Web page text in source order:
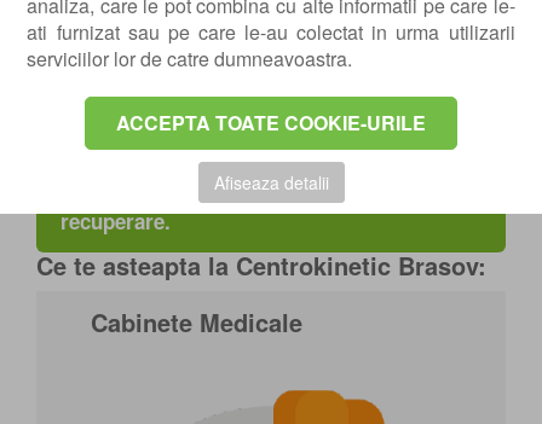
ati furnizat sau pe care le-au colectat in urma utilizarii
serviciilor lor de catre dumneavoastra.
ACCEPTA TOATE COOKIE-URILE
Afiseaza detalii
Obiectivul nostru este reducerea durerii, cresterea
mobilitatii si imbunatatirea functiei, prin protocoale
adaptate fiecarui pacient.
POTI FACE AICI PROGRAMARE pentru o
consultatie sau o evaluare, in vederea
inceperii programului tau de tratament si
recuperare.
Ce te asteapta la Centrokinetic Brasov:
Cabinete Medicale